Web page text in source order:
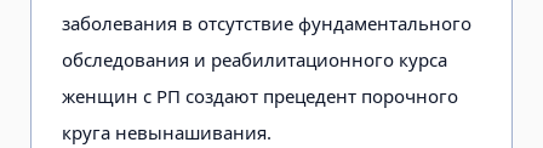
заболевания в отсутствие фундаментального
обследования и реабилитационного курса
женщин с РП создают прецедент порочного
круга невынашивания.